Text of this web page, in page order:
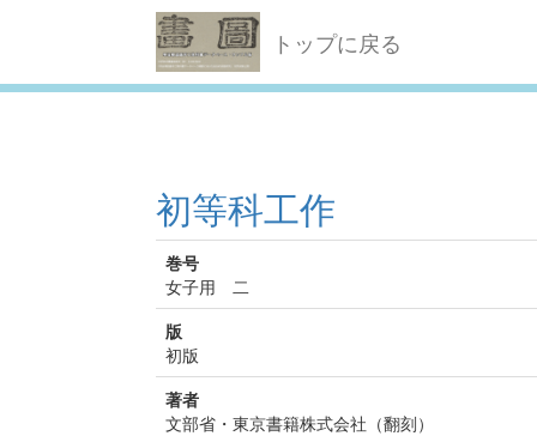
トップに戻る
初等科工作
巻号
女子用 二
版
初版
著者
文部省・東京書籍株式会社（翻刻）